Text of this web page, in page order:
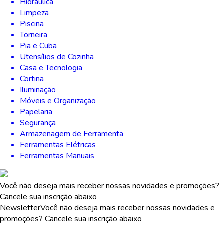
Limpeza
Piscina
Torneira
Pia e Cuba
Utensílios de Cozinha
Casa e Tecnologia
Cortina
Iluminação
Móveis e Organização
Papelaria
Segurança
Armazenagem de Ferramenta
Ferramentas Elétricas
Ferramentas Manuais
Você não deseja mais receber nossas novidades e promoções?
Cancele sua inscrição abaixo
NewsletterVocê não deseja mais receber nossas novidades e
promoções? Cancele sua inscrição abaixo